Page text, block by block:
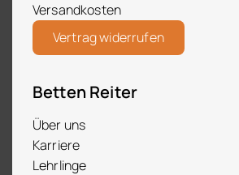
Versandkosten
Vertrag widerrufen
Betten Reiter
Über uns
Karriere
Lehrlinge